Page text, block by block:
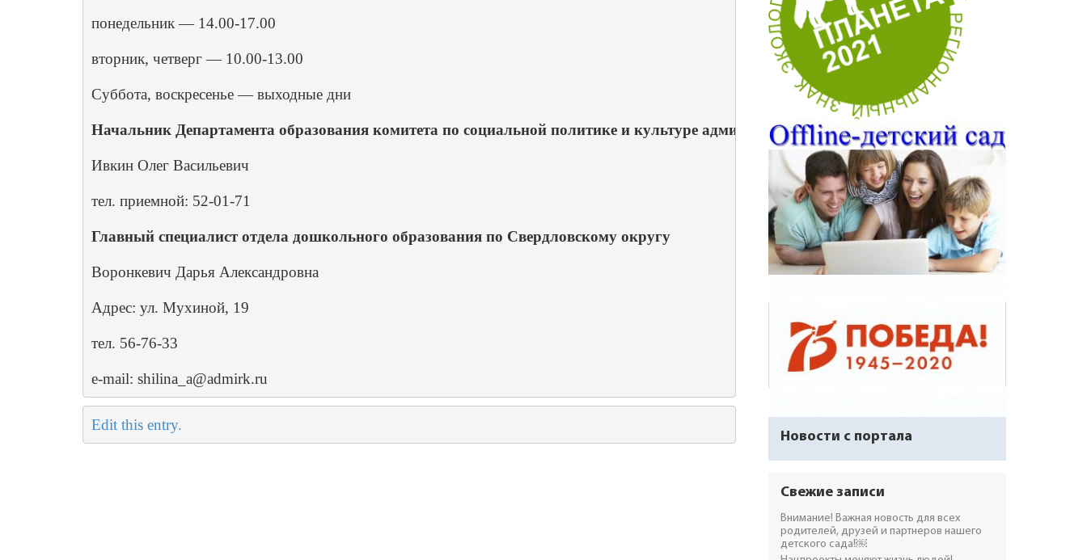
понедельник — 14.00-17.00
вторник, четверг — 10.00-13.00
Суббота, воскресенье — выходные дни
Начальник Департамента образования комитета по социальной политике и культуре администрации города Иркутска
Ивкин Олег Васильевич
тел. приемной: 52-01-71
Главный специалист отдела дошкольного образования по Свердловскому округу
Воронкевич Дарья Александровна
Адрес: ул. Мухиной, 19
тел. 56-76-33
e-mail: shilina_a@admirk.ru
Edit this entry.
Новости с портала
Свежие записи
Внимание! Важная новость для всех
родителей, друзей и партнеров нашего
детского сада!￼